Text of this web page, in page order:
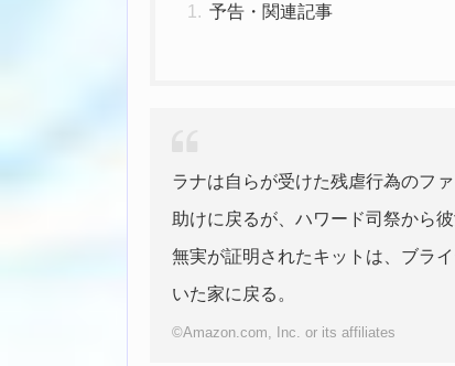
予告・関連記事
ラナは自らが受けた残虐行為のフ
助けに戻るが、ハワード司祭から
無実が証明されたキットは、ブラ
いた家に戻る。
©Amazon.com, Inc. or its affiliates